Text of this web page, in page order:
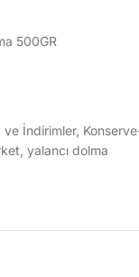
500GR
ve İndirimler,
yalancı dolma